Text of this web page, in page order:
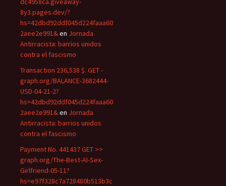
8y3.pages.dev/?
hs=42dbd92ddf045d224faaa60
2aee2e991&en Jornada
Antirracista: barrios unidos
contra el fascismo
Transaction 236,538 $. GET -
graph.org/BALANCE-3682444-
USD-04-21-2?
hs=42dbd92ddf045d224faaa60
2aee2e991&en Jornada
Antirracista: barrios unidos
contra el fascismo
Payment No. 441437 GET >>
graph.org/The-Best-AI-Sex-
Girlfriend-05-11?
hs=e97f328c7a728480b513b3c